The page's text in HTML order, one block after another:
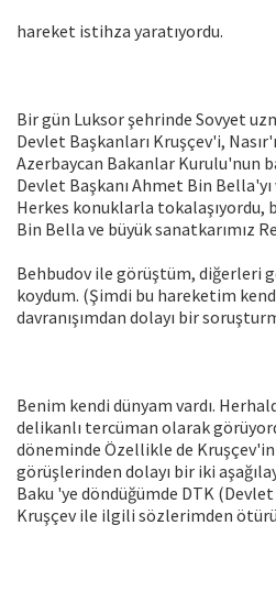
hareket istihza yaratıyordu.
Bir gün Luksor şehrinde Sovyet
Devlet Başkanları Kruşçev'i,
Azerbaycan Bakanlar Kurulu'nun
Devlet Başkanı Ahmet Bin
Herkes konuklarla tokalaşıyordu,
Bin Bella ve büyük sanatkarımız
Behbudov ile görüştüm, diğerleri
koydum. (Şimdi bu hareketim
davranışımdan dolayı bir
Benim kendi dünyam vardı.
delikanlı tercüman olarak
döneminde Özellikle de
görüşlerinden dolayı bir iki
Baku 'ye döndüğümde DTK
Kruşçev ile ilgili sözlerimden ötürü